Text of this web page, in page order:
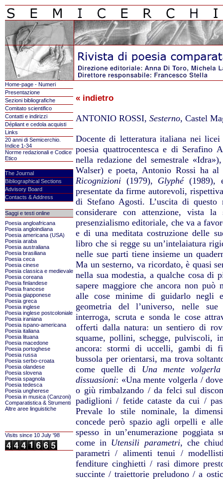
Home-page - Numeri
Presentazione
Sezioni bibliografiche
Comitato scientifico
Contatti e indirizzi
Dépliant e cedola acquisti
Links
20 anni di Semicerchio.
Indice 1-34
Norme redazionali e Codice
Etico
The Journal
Bibliographical Sections
Advisory Board
Contacts & Address
Saggi e testi online
Poesia angloafricana
Poesia angloindiana
Poesia americana (USA)
Poesia araba
Poesia australiana
Poesia brasiliana
Poesia ceca
Poesia cinese
Poesia classica e medievale
Poesia coreana
Poesia finlandese
Poesia francese
Poesia giapponese
Poesia greca
Poesia inglese
Poesia inglese postcoloniale
Poesia iraniana
Poesia ispano-americana
Poesia italiana
Poesia lituana
Poesia macedone
Poesia portoghese
Poesia russa
Poesia serbo-croata
Poesia olandese
Poesia slovena
Poesia spagnola
Poesia tedesca
Poesia ungherese
Poesia in musica (Canzoni)
Comparatistica & Strumenti
Altre aree linguistiche
Visits since 10 July '98
« indietro
ANTONIO ROSSI, Sesterno, Castel
Docente di letteratura italiana nei
poesia quattrocentesca e di Serafino
nella redazione del semestrale
Walser) e poeta, Antonio Rossi ha
Ricognizioni (1979), Glyphé(1989),
presentate da firme autorevoli,
di Stefano Agosti. L’uscita di
considerare con attenzione, vista la
presenzialismo editoriale, che va a
e di una meditata costruzione delle
libro che si regge su un’intelaiatura
nelle sue parti tiene insieme un
Ma un sesterno, va ricordato, è quasi
nella sua modestia, a qualche cosa di
sapere maggiore che ancora non
alle cose minime di guidarlo negli
geometria del l’universo, nelle
interroga, scruta e sonda le cose
offerti dalla natura: un sentiero di
squame, pollini, schegge, pulviscoli,
ancora: stormi di uccelli, gambi di
bussola per orientarsi, ma trova
come quelle di Una mente volgerla
dissuasioni: «Una mente volgerla /
o giù rimbalzando / da felci sul
padiglioni / fetide cataste da cui /
Prevale lo stile nominale, la
concede però spazio agli orpelli e
spesso in un’enumerazione
come in Utensili parametri, che
parametri / alimenti tenui /
fenditure cinghietti / rasi dimore
succinte / traiettorie preludono / a